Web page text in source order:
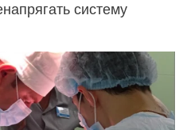
систему